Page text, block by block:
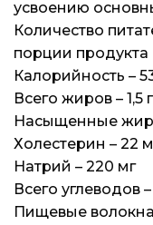
усвоению
Количество
порции продукта
Калорийность –
Всего жиров – 1,5
Насыщенные
Холестерин – 22
Натрий – 220 мг
Всего углеводов –
Пищевые волокна